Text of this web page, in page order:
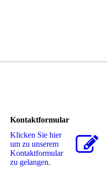
Kontaktformular
Klicken Sie hier
um zu unserem
Kon­takt­for­mu­lar
zu gelangen.